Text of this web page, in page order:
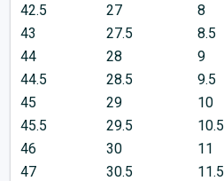
42.5
27
8
43
27.5
8.5
44
28
9
44.5
28.5
9.5
45
29
10
45.5
29.5
10.5
46
30
11
47
30.5
11.5